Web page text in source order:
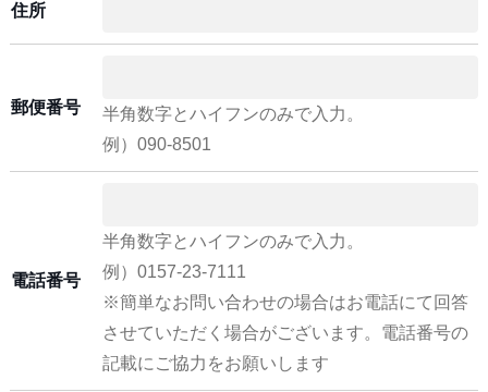
住所
郵便番号
半角数字とハイフンのみで入力。
例）090-8501
電話番号
半角数字とハイフンのみで入力。
例）0157-23-7111
※簡単なお問い合わせの場合はお電話にて回答
させていただく場合がございます。電話番号の
記載にご協力をお願いします